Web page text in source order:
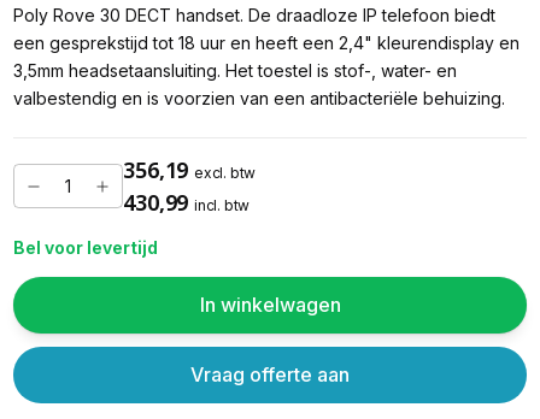
Poly Rove 30 DECT handset. De draadloze IP telefoon biedt
een gesprekstijd tot 18 uur en heeft een 2,4" kleurendisplay en
3,5mm headsetaansluiting. Het toestel is stof-, water- en
valbestendig en is voorzien van een antibacteriële behuizing.
356,19 excl. btw
430,99 incl. btw
Bel voor levertijd
In winkelwagen
Vraag offerte aan